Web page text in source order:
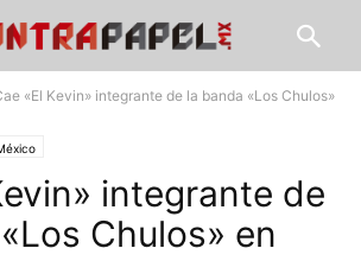
«El Kevin» integrante de la banda «Los Chulos»
integrante de
Chulos» en